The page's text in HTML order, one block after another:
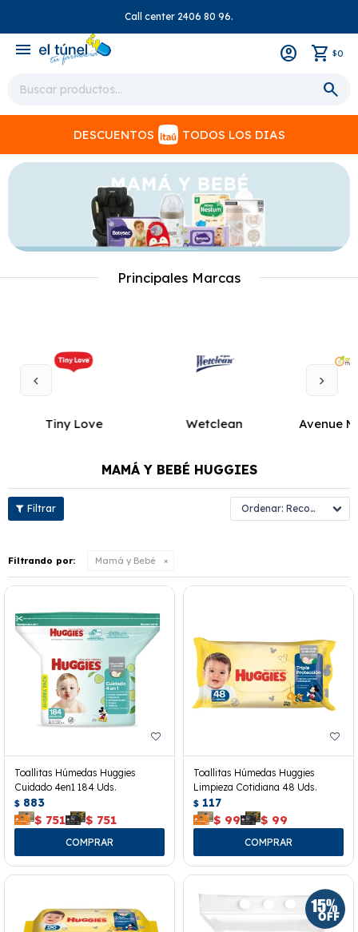
Call center 2406 80 96.
menu $0
DESCUENTOS TODOS LOS DIAS
Principales Marcas
Tiny Love Wetclean Avenue
MAMÁ Y BEBÉ HUGGIES
Recomendados
Filtrando por: Mamá y Bebé
Toallitas Húmedas Huggies
Cuidado 4en1 184 Uds.
$ 883
$ 751 $ 751
Toallitas Húmedas Huggies
Limpieza Cotidiana 48 Uds.
$ 117
$ 99 $ 99
close